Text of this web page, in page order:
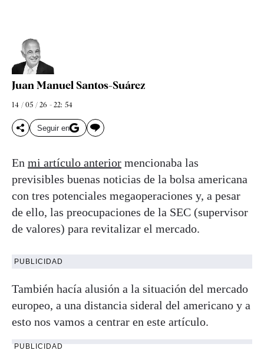
Juan Manuel Santos-Suárez
14 / 05 / 26 - 22: 54
Seguir en
En mi artículo anterior mencionaba las
previsibles buenas noticias de la bolsa americana
con tres potenciales megaoperaciones y, a pesar
de ello, las preocupaciones de la SEC (supervisor
de valores) para revitalizar el mercado.
PUBLICIDAD
También hacía alusión a la situación del mercado
europeo, a una distancia sideral del americano y a
esto nos vamos a centrar en este artículo.
PUBLICIDAD